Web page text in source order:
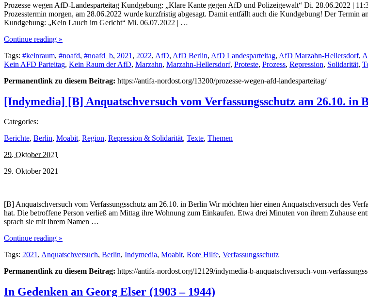
Prozesse wegen AfD-Landesparteitag Kundgebung: „Klare Kante gegen AfD und Polizeigewalt“ Di. 28.06.2022 |
Prozesstermin morgen, am 28.06.2022 wurde kurzfristig abgesagt. Damit entfällt auch die Kundgebung! Der
Kundgebung: „Kein Lauch im Gericht“ Mi. 06.07.2022 | …
Continue reading »
Tags: #keinraum, #noafd, #noafd_b, 2021 , 2022, AfD, AfD Berlin, AfD Landesparteitag, AfD Marzahn-Hellersdorf,
Kein AFD Parteitag, Kein Raum der AfD, Marzahn, Marzahn-Hellersdorf, Proteste, Prozess, Repression, Solidarität,
Permanentlink zu diesem Beitrag: https://antifa-nordost.org/13200/prozesse-wegen-afd-landesparteitag/
[Indymedia] [B] Anquatschversuch vom Verfassungsschutz am 26.10. in
Categories:
Berichte, Berlin, Moabit, Region, Repression & Solidarität, Texte, Themen
29. Oktober 2021
29. Oktober 2021
[B] Anquatschversuch vom Verfassungsschutz am 26.10. in Berlin Wir möchten hier einen Anquatschversuch des
hat. Die betroffene Person verließ am Mittag ihre Wohnung zum Einkaufen. Etwa drei Minuten von ihrem Zuhause
sprach sie mit ihrem Namen …
Continue reading »
Tags: 2021, Anquatschversuch, Berlin, Indymedia, Moabit, Rote Hilfe, Verfassungsschutz
Permanentlink zu diesem Beitrag: https://antifa-nordost.org/12129/indymedia-b-anquatschversuch-vom-
In Gedenken an Georg Elser (1903 – 1944)